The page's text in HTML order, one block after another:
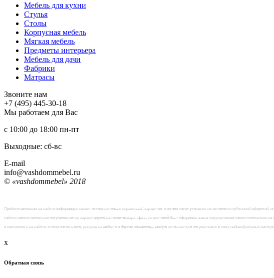
Мебель для кухни
Стулья
Столы
Корпусная мебель
Мягкая мебель
Предметы интерьера
Мебель для дачи
Фабрики
Матраcы
Звоните нам
+7 (495) 445-30-18
Мы работаем для Вас
с 10:00 до 18:00 пн-пт
Выходные: сб-вc
E-mail
info@vashdommebel.ru
© «vashdommebel» 2018
Предоставленная на сайте информация несёт исключительно справочный характер, и ни при каких условиях не является публичной
сайте самостоятельно покупателем не гарантирует наличия товара. Цена, по которой был оформлен заказ покупателем самостоятельно
в каталоге и на сайте, в том числе цвет, рисунок на мебели и другие элементы, могут отличаться от реальных в силу индивидуальных
x
Обратная связь